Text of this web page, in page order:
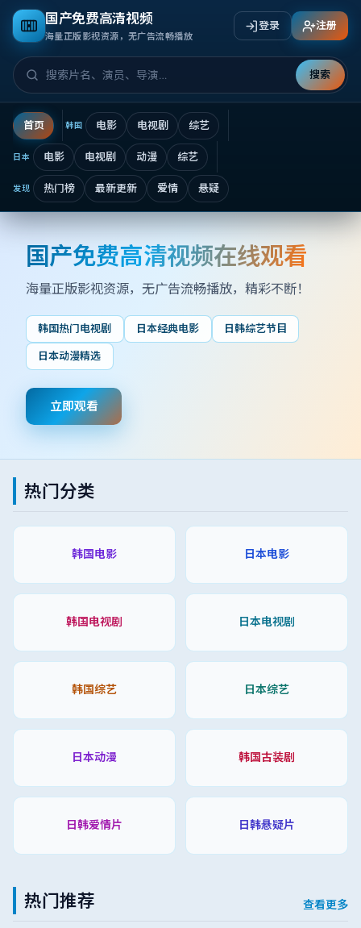
国产免费高清视频
海量正版影视资源，无广告流畅播放
搜索
登录 注册
首页 韩国 电影 电视剧 综艺
日本 电影 电视剧 动漫 综艺
发现 热门榜 最新更新 爱情 悬疑
国产免费高清视频在线观看
国产免费高清视频在线观看
海量正版影视资源，无广告流畅播放，精彩不断！
韩国热门电视剧 日本经典电影 日韩综艺节目
日本动漫精选
立即观看
热门分类
韩国电影 日本电影
韩国电视剧 日本电视剧
韩国综艺 日本综艺
日本动漫 韩国古装剧
日韩爱情片 日韩悬疑片
热门推荐 查看更多